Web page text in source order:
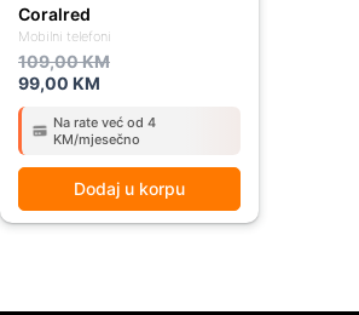
Mobilni telefoni
Coralred
109,00KM
99,00 KM
Na rate već od 4
KM/mjesečno
Dodaj u korpu